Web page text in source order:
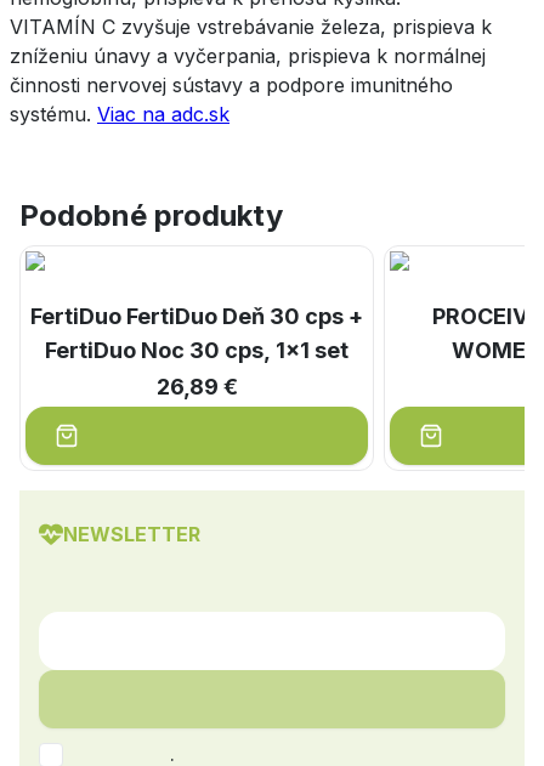
VITAMÍN C zvyšuje vstrebávanie železa, prispieva k
zníženiu únavy a vyčerpania, prispieva k normálnej
činnosti nervovej sústavy a podpore imunitného
systému. Viac na adc.sk
Podobné produkty
FertiDuo FertiDuo Deň 30 cps +
FertiDuo Noc 30 cps, 1x1 set
26,89 €
NEWSLETTER
.